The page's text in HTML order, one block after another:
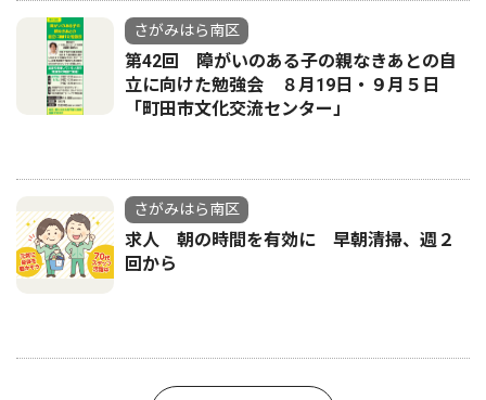
さがみはら南区
第42回 障がいのある子の親なきあとの自
立に向けた勉強会 ８月19日・９月５日
「町田市文化交流センター」
さがみはら南区
求人 朝の時間を有効に 早朝清掃、週２
回から